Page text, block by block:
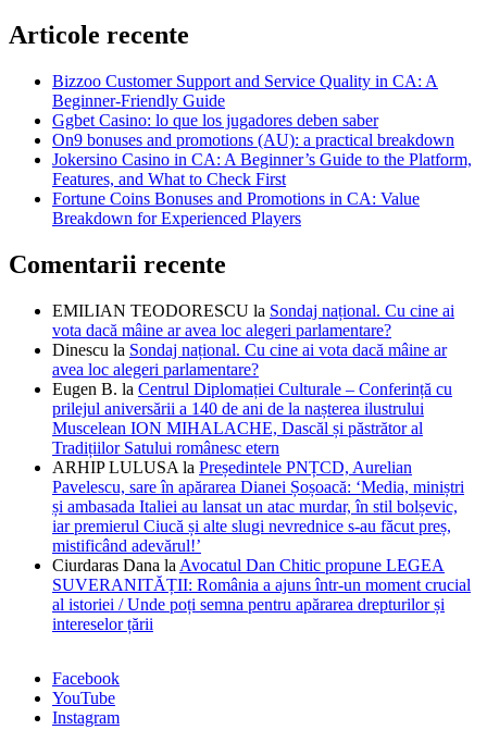
Articole recente
Bizzoo Customer Support and Service Quality in CA: A
Beginner-Friendly Guide
Ggbet Casino: lo que los jugadores deben saber
On9 bonuses and promotions (AU): a practical breakdown
Jokersino Casino in CA: A Beginner’s Guide to the Platform,
Features, and What to Check First
Fortune Coins Bonuses and Promotions in CA: Value
Breakdown for Experienced Players
Comentarii recente
EMILIAN TEODORESCU la Sondaj național. Cu cine ai
vota dacă mâine ar avea loc alegeri parlamentare?
Dinescu la Sondaj național. Cu cine ai vota dacă mâine ar
avea loc alegeri parlamentare?
Eugen B. la Centrul Diplomației Culturale – Conferință cu
prilejul aniversării a 140 de ani de la nașterea ilustrului
Muscelean ION MIHALACHE, Dascăl și păstrător al
Tradițiilor Satului românesc etern
ARHIP LULUSA la Președintele PNȚCD, Aurelian
Pavelescu, sare în apărarea Dianei Șoșoacă: ‘Media, miniștri
și ambasada Italiei au lansat un atac murdar, în stil bolșevic,
iar premierul Ciucă și alte slugi nevrednice s-au făcut preș,
mistificând adevărul!’
Ciurdaras Dana la Avocatul Dan Chitic propune LEGEA
SUVERANITĂȚII: România a ajuns într-un moment crucial
al istoriei / Unde poți semna pentru apărarea drepturilor și
intereselor țării
Facebook
YouTube
Instagram